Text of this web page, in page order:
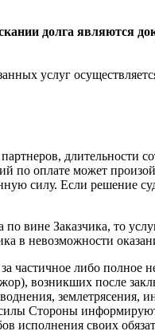
долга являются
услуг
по оплате может
силу. Если решение
вине Заказчика, то
в невозможности
частичное либо полное
возникших после
землетрясения,
Стороны
исполнения своих